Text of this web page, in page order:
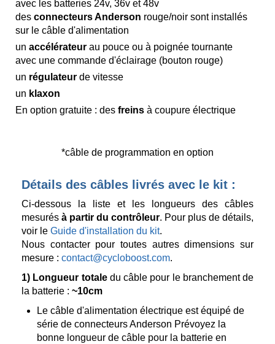
avec les batteries 24v, 36v et 48v
des connecteurs Anderson rouge/noir sont installés
sur le câble d'alimentation
un accélérateur au pouce ou à poignée tournante
avec une commande d'éclairage (bouton rouge)
un régulateur de vitesse
un klaxon
En option gratuite : des freins à coupure électrique
*câble de programmation en option
Détails des câbles livrés avec le kit :
Ci-dessous la liste et les longueurs des câbles
mesurés à partir du contrôleur. Pour plus de détails,
voir le Guide d'installation du kit.
Nous contacter pour toutes autres dimensions sur
mesure : contact@cycloboost.com.
1) Longueur totaledu câble pour le branchement de
la batterie : ~10cm
Le câble d'alimentation électrique est équipé de
série de connecteurs Anderson Prévoyez la
bonne longueur de câble pour la batterie en